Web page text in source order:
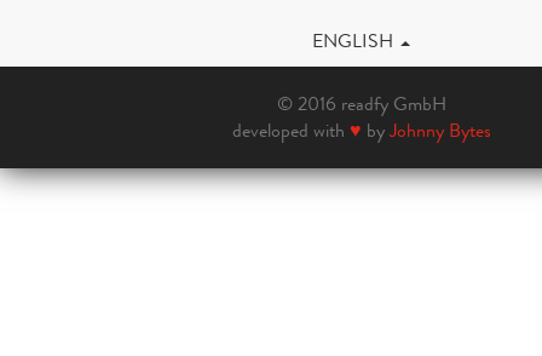
ENGLISH
© 2016 readfy GmbH
developed with ♥ byJohnny Bytes